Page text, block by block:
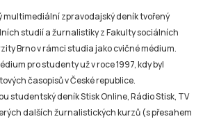
Brno v rámci studia jako cvičné médium.
pro studenty už v roce 1997, kdy byl
časopisů v České republice.
studentský deník Stisk Online, Rádio Stisk, TV
dalších žurnalistických kurzů (s přesahem
dílny je simulace redakčního
tak může vyzkoušet všechny základní role při